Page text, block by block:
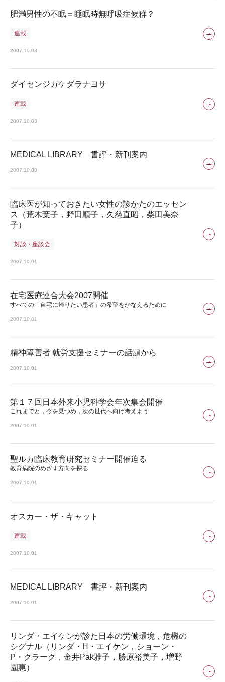
肥満男性の不眠＝睡眠時無呼吸症候群？
連載
2007.10.08
ダイセンジガケダラナヨサ
連載
2007.10.08
MEDICAL LIBRARY 書評・新刊案内
2007.10.08
臨床医が知っておきたい女性の診かたのエッセン
ス（荒木葉子，野田順子，久慈直昭，柴田美奈
子）
対談・座談会
2007.10.01
在宅医療連合大会2007開催
すべての「自宅に帰りたい患者」の希望をかなえるために
2007.10.01
精神障害者 就労支援セミナーの話題から
2007.10.01
第１７回日本外来小児科学会年次集会開催
これまでと，今を見つめ，次の世代へ向け考えよう
2007.10.01
聖ルカ臨床教育研究セミナー開催迫る
教育病院のめざす方向を探る
2007.10.01
オスカー・ザ・キャット
連載
2007.10.01
MEDICAL LIBRARY 書評・新刊案内
2007.10.01
リンダ・エイケンが診た日本の労働環境，危機の
シグナル（リンダ・H・エイケン，ショーン・
P・クラーク，金井Pak雅子，勝原裕美子，増野
園惠）